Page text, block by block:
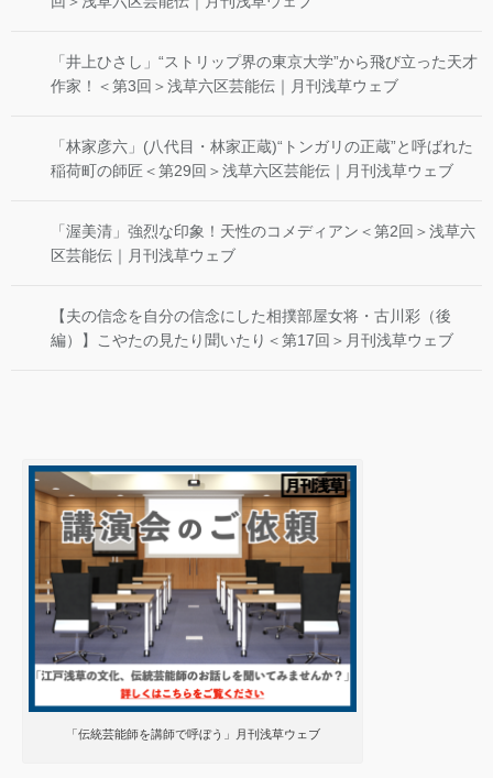
「井上ひさし」“ストリップ界の東京大学”から飛び立った天才
作家！＜第3回＞浅草六区芸能伝｜月刊浅草ウェブ
「林家彦六」(八代目・林家正蔵)“トンガリの正蔵”と呼ばれた
稲荷町の師匠＜第29回＞浅草六区芸能伝｜月刊浅草ウェブ
「渥美清」強烈な印象！天性のコメディアン＜第2回＞浅草六
区芸能伝｜月刊浅草ウェブ
【夫の信念を自分の信念にした相撲部屋女将・古川彩（後
編）】こやたの見たり聞いたり＜第17回＞月刊浅草ウェブ
「伝統芸能師を講師で呼ぼう」月刊浅草ウェブ